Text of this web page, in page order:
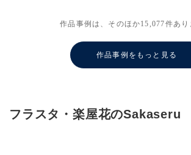
作品事例は、そのほか15,077件あり
作品事例をもっと見る
フラスタ・楽屋花のSakaseru